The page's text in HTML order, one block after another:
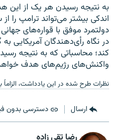
به نتیجه رسیدن هر یک از این
اندکی بیشتر می‌تواند ترامپ
دولتمرد موفق با قواره‌های جهانی
در نگاه رأی‌دهندگان آمریکایی
کند؛ محاسباتی که به نتیجه
واکنش‌های رژیم‌های هدف
نظرات طرح شده در این یادداشت، الزاماً
ارسال دسترسی بدون